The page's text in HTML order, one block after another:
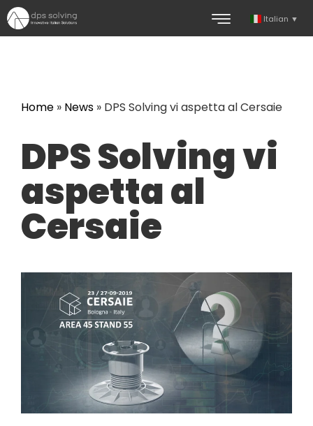
Italian ▼
Home » News » DPS Solving vi aspetta al Cersaie
DPS Solving vi
aspetta al
Cersaie